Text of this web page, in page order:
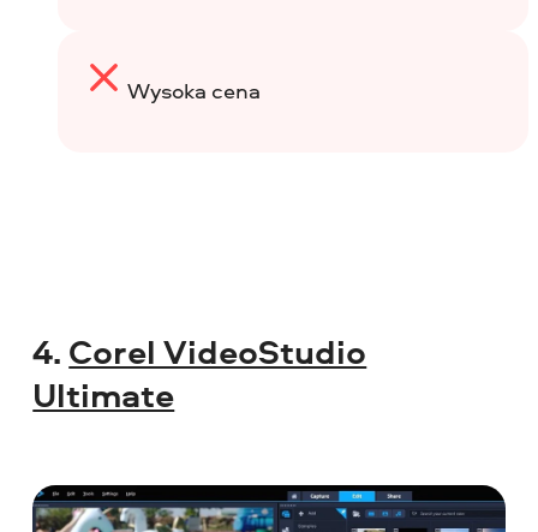
Wysoka cena
4. Corel VideoStudio
Ultimate